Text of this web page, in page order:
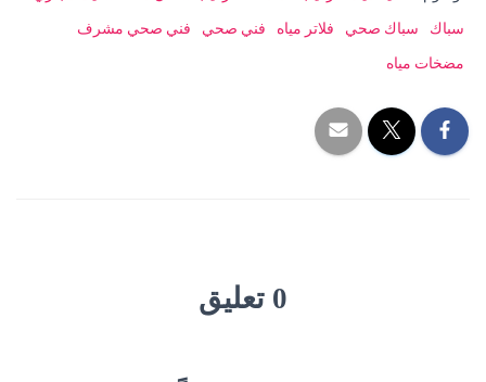
سباك
سباك صحي فلاتر مياه فني صحي
فني صحي مشرف
مضخات مياه
0 تعليق